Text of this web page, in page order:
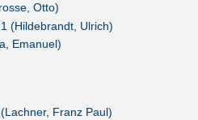
Otto)
(Hildebrandt, Ulrich)
Emanuel)
Franz Paul)